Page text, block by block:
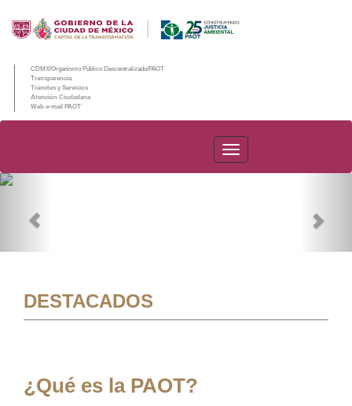
CDMX/Organismo Público Descentralizado/PAOT
Transparencia
Trámites y Servicios
Atención Ciudadana
Web e-mail PAOT
PAOT
DESTACADOS
¿Qué es la PAOT?